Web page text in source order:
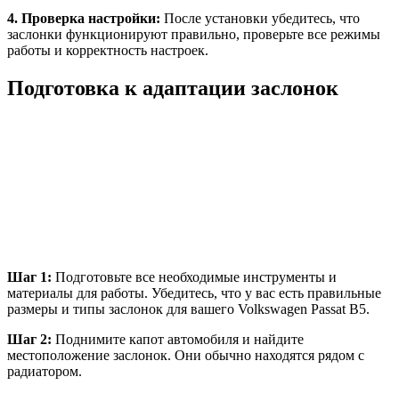
4. Проверка настройки: После установки убедитесь, что
заслонки функционируют правильно, проверьте все режимы
работы и корректность настроек.
Подготовка к адаптации заслонок
Шаг 1: Подготовьте все необходимые инструменты и
материалы для работы. Убедитесь, что у вас есть правильные
размеры и типы заслонок для вашего Volkswagen Passat B5.
Шаг 2: Поднимите капот автомобиля и найдите
местоположение заслонок. Они обычно находятся рядом с
радиатором.